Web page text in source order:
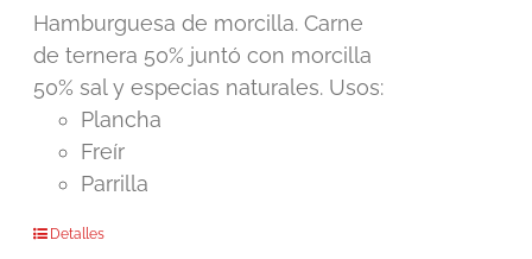
Hamburguesa de morcilla. Carne
de ternera 50% juntó con morcilla
50% sal y especias naturales. Usos:
Plancha
Freír
Parrilla
Detalles